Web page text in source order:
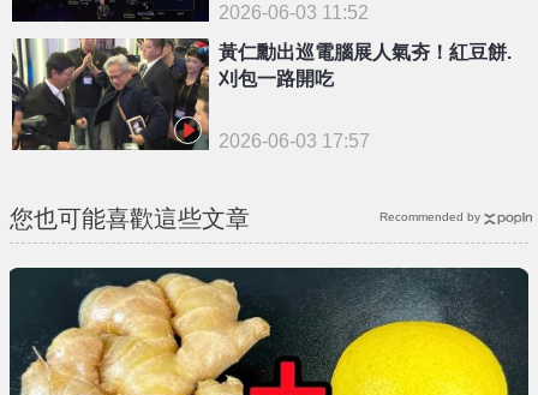
2026-06-03 11:52
黃仁勳出巡電腦展人氣夯！紅豆餅.
刈包一路開吃
2026-06-03 17:57
您也可能喜歡這些文章 Recommended by